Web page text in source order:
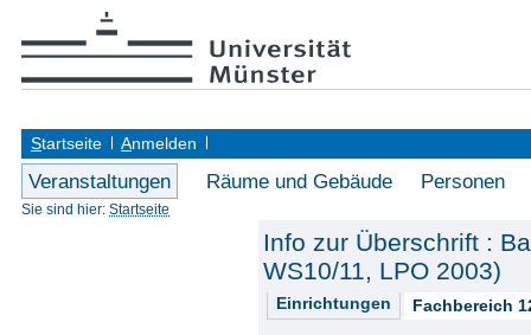
Startseite Anmelden
Veranstaltungen Räume und Gebäude Personen
Sie sind hier: Startseite
Info zur Überschrift :
WS10/11, LPO 2003)
Einrichtungen Fachbereich